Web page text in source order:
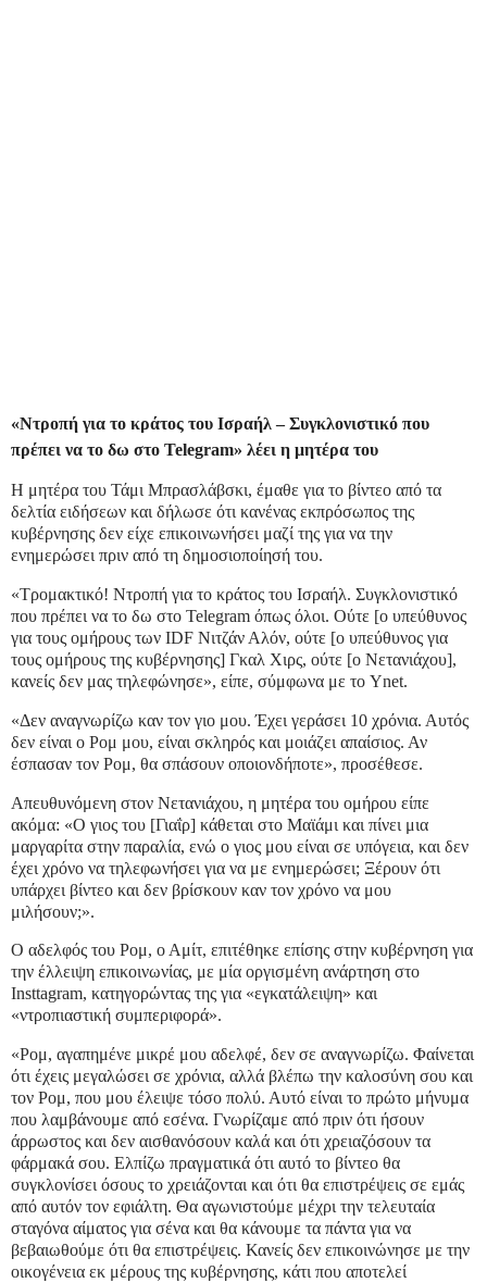
«Ντροπή για το κράτος του Ισραήλ – Συγκλονιστικό που
πρέπει να το δω στο Telegram» λέει η μητέρα του
Η μητέρα του Τάμι Μπρασλάβσκι, έμαθε για το βίντεο από τα
δελτία ειδήσεων και δήλωσε ότι κανένας εκπρόσωπος της
κυβέρνησης δεν είχε επικοινωνήσει μαζί της για να την
ενημερώσει πριν από τη δημοσιοποίησή του.
«Τρομακτικό! Ντροπή για το κράτος του Ισραήλ. Συγκλονιστικό
που πρέπει να το δω στο Telegram όπως όλοι. Ούτε [ο υπεύθυνος
για τους ομήρους των IDF Νιτζάν Αλόν, ούτε [ο υπεύθυνος για
τους ομήρους της κυβέρνησης] Γκαλ Χιρς, ούτε [ο Νετανιάχου],
κανείς δεν μας τηλεφώνησε», είπε, σύμφωνα με το Ynet.
«Δεν αναγνωρίζω καν τον γιο μου. Έχει γεράσει 10 χρόνια. Αυτός
δεν είναι ο Ρομ μου, είναι σκληρός και μοιάζει απαίσιος. Αν
έσπασαν τον Ρομ, θα σπάσουν οποιονδήποτε», προσέθεσε.
Απευθυνόμενη στον Νετανιάχου, η μητέρα του ομήρου είπε
ακόμα: «Ο γιος του [Γιαΐρ] κάθεται στο Μαϊάμι και πίνει μια
μαργαρίτα στην παραλία, ενώ ο γιος μου είναι σε υπόγεια, και δεν
έχει χρόνο να τηλεφωνήσει για να με ενημερώσει; Ξέρουν ότι
υπάρχει βίντεο και δεν βρίσκουν καν τον χρόνο να μου
μιλήσουν;».
Ο αδελφός του Ρομ, ο Αμίτ, επιτέθηκε επίσης στην κυβέρνηση για
την έλλειψη επικοινωνίας, με μία οργισμένη ανάρτηση στο
Insttagram, κατηγορώντας της για «εγκατάλειψη» και
«ντροπιαστική συμπεριφορά».
«Ρομ, αγαπημένε μικρέ μου αδελφέ, δεν σε αναγνωρίζω. Φαίνεται
ότι έχεις μεγαλώσει σε χρόνια, αλλά βλέπω την καλοσύνη σου και
τον Ρομ, που μου έλειψε τόσο πολύ. Αυτό είναι το πρώτο μήνυμα
που λαμβάνουμε από εσένα. Γνωρίζαμε από πριν ότι ήσουν
άρρωστος και δεν αισθανόσουν καλά και ότι χρειαζόσουν τα
φάρμακά σου. Ελπίζω πραγματικά ότι αυτό το βίντεο θα
συγκλονίσει όσους το χρειάζονται και ότι θα επιστρέψεις σε εμάς
από αυτόν τον εφιάλτη. Θα αγωνιστούμε μέχρι την τελευταία
σταγόνα αίματος για σένα και θα κάνουμε τα πάντα για να
βεβαιωθούμε ότι θα επιστρέψεις. Κανείς δεν επικοινώνησε με την
οικογένεια εκ μέρους της κυβέρνησης, κάτι που αποτελεί